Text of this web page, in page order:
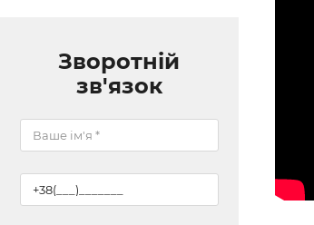
Зворотній
зв'язок